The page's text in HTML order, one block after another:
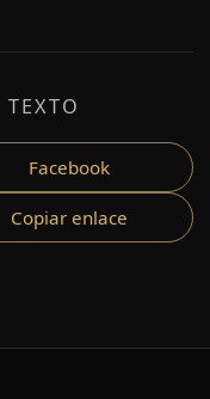
Facebook
Copiar enlace